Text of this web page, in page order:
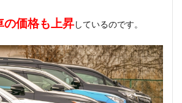
の価格も上昇しているのです。